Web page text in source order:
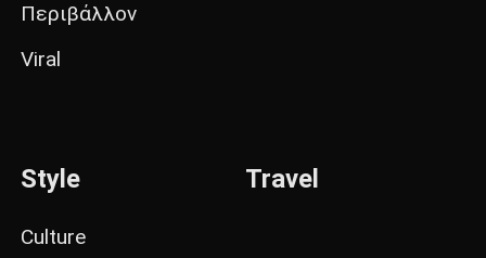
Περιβάλλον
Viral
Style
Culture
Travel